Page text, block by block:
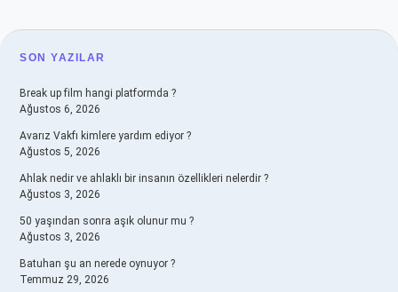
SIDEBAR
SON YAZILAR
Break up film hangi platformda ?
Ağustos 6, 2026
Avarız Vakfı kimlere yardım ediyor ?
Ağustos 5, 2026
Ahlak nedir ve ahlaklı bir insanın özellikleri nelerdir ?
Ağustos 3, 2026
50 yaşından sonra aşık olunur mu ?
Ağustos 3, 2026
Batuhan şu an nerede oynuyor ?
Temmuz 29, 2026